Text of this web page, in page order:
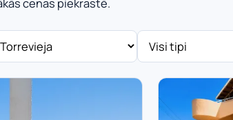
cenas piekrastē.